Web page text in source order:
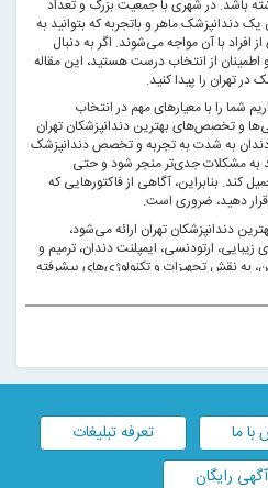
باشد. در شهری با جمعیت بزرگ و تعداد
دندانپزشک ماهر و باتجربه که بتوانید به
افراد با آن مواجه می‌شوند. اگر به دنبال
از انتخاب درست هستید، این مقاله
تهران را پیدا کنید.
شما را با معیارهای مهم در انتخاب
و تخصص‌های بهترین دندانپزشکان تهران
دندان به شدت به تجربه و تخصص دندانپزشک
به مشکلات جدی‌تر منجر شود و حتی
کند. بنابراین، آگاهی از فاکتورهایی که
دهید، ضروری است.
دندانپزشکان تهران ارائه می‌شود،
ارتودنسی، ایمپلنت دندان، ترمیم و
به نقش تجهیزات و تکنولوژی‌های پیشرفته
دندانپزشکی در تهران و مقایسه آن‌ها در
از مقاله می‌تواند به شما در مدیریت
و قیمت مناسب کمک کند.
دیگران نیز بهره‌مند شوید. با مطالعه این
دندانپزشک در تهران را انتخاب کنید و از
شوید.
تا پایان این مقاله با ما همراه باشید تا
با ما
تعرفه تبلیغات
رایگان